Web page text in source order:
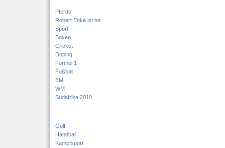
Pferde
Robert Enke ist tot
Sport
Boxen
Cricket
Doping
Formel 1
Fußball
EM
WM
Südafrika 2010
Golf
Handball
Kampfsport